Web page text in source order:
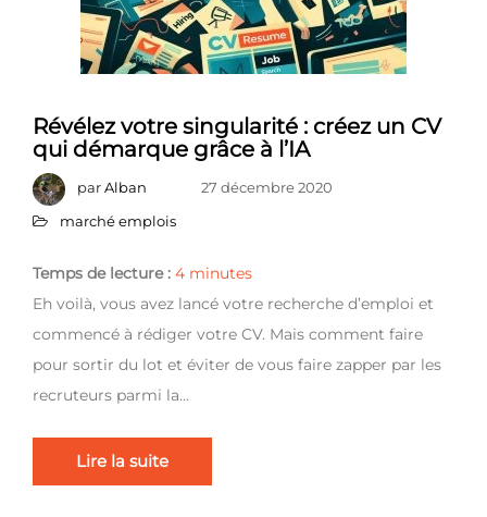
Révélez votre singularité : créez un CV
qui démarque grâce à l’IA
parAlban
27 décembre 2020
marché emplois
Temps de lecture : 4 minutes
Eh voilà, vous avez lancé votre recherche d’emploi et
commencé à rédiger votre CV. Mais comment faire
pour sortir du lot et éviter de vous faire zapper par les
recruteurs parmi la…
Lire la suite